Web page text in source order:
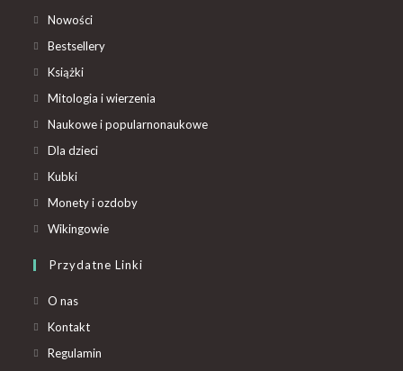
Nowości
Bestsellery
Książki
Mitologia i wierzenia
Naukowe i popularnonaukowe
Dla dzieci
Kubki
Monety i ozdoby
Wikingowie
Przydatne Linki
O nas
Kontakt
Regulamin